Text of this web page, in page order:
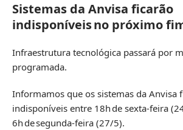
Sistemas da Anvisa ficarão
indisponíveis no próximo
Infraestrutura tecnológica passará por
programada.
Informamos que os sistemas da Anvisa
indisponíveis entre 18h de sexta-feira
6h de segunda-feira (27/5).